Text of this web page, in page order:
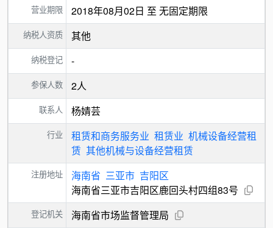
营业期限 2018年08月02日 至 无固定期限
纳税人资质 其他
纳税登记 -
参保人数 2人
联系人 杨婧芸
行业 租赁和商务服务业 租赁业 机械设备经营租
赁 其他机械与设备经营租赁
注册地址 海南省 三亚市 吉阳区
海南省三亚市吉阳区鹿回头村四组83号
登记机关 海南省市场监督管理局